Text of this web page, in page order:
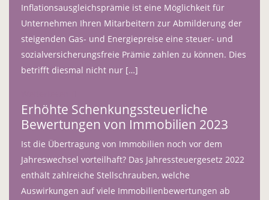
Inflationsausgleichsprämie ist eine Möglichkeit für
Unternehmen Ihren Mitarbeitern zur Abmilderung der
steigenden Gas- und Energiepreise eine steuer- und
sozialversicherungsfreie Prämie zahlen zu können. Dies
betrifft diesmal nicht nur […]
Erhöhte Schenkungssteuerliche
Bewertungen von Immobilien 2023
Ist die Übertragung von Immobilien noch vor dem
Jahreswechsel vorteilhaft? Das Jahressteuergesetz 2022
enthält zahlreiche Stellschrauben, welche
Auswirkungen auf viele Immobilienbewertungen ab